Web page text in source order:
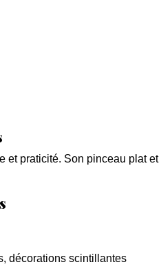
praticité. Son pinceau plat
décorations scintillantes